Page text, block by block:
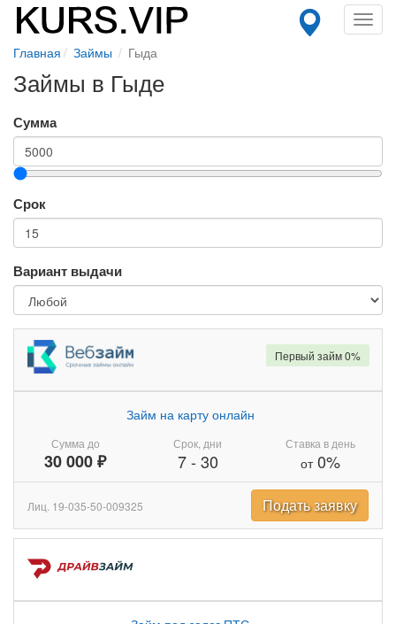
Главная Займы Гыда
Займы в Гыде
Сумма
Срок
Вариант выдачи
Сумма до
30 000 ₽
Займ на карту онлайн
Срок, дни
7- 30
Ставка в день
от0%
Первый займ 0%
Лиц. 19-035-50-009325 Подать заявку